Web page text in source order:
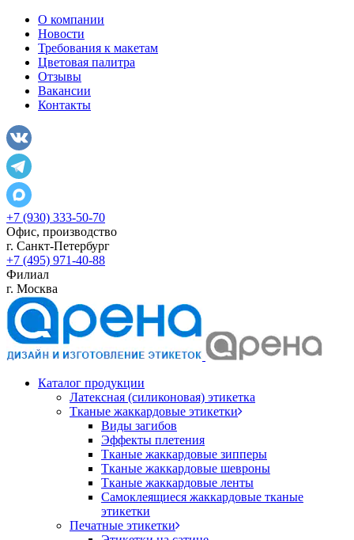
О компании
Новости
Требования к макетам
Цветовая палитра
Отзывы
Вакансии
Контакты
+7 (930) 333-50-70
Офис, производство
г. Санкт-Петербург
+7 (495) 971-40-88
Филиал
г. Москва
Каталог продукции
Латексная (силиконовая) этикетка
Тканые жаккардовые этикетки
Виды загибов
Эффекты плетения
Тканые жаккардовые зипперы
Тканые жаккардовые шевроны
Тканые жаккардовые ленты
Самоклеящиеся жаккардовые тканые
этикетки
Печатные этикетки